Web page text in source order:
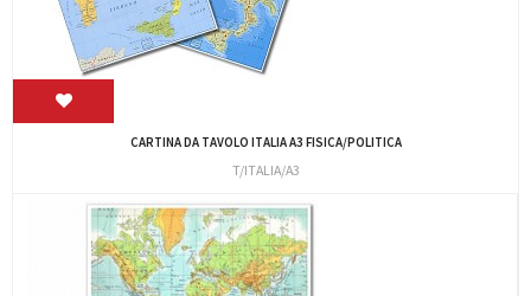
CARTINA DA TAVOLO ITALIA A3 FISICA/POLITICA
T/ITALIA/A3